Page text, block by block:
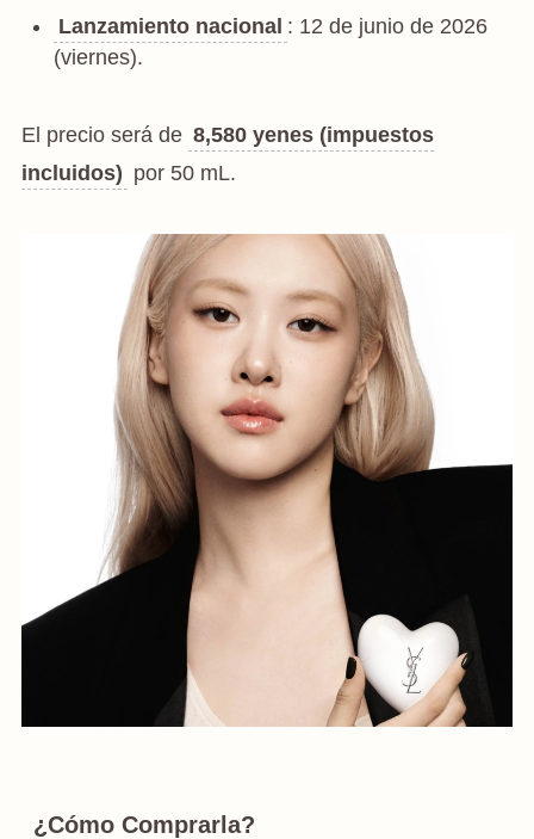
Lanzamiento nacional : 12 de junio de 2026
(viernes).
El precio será de 8,580 yenes (impuestos
incluidos) por 50 mL.
¿Cómo Comprarla?